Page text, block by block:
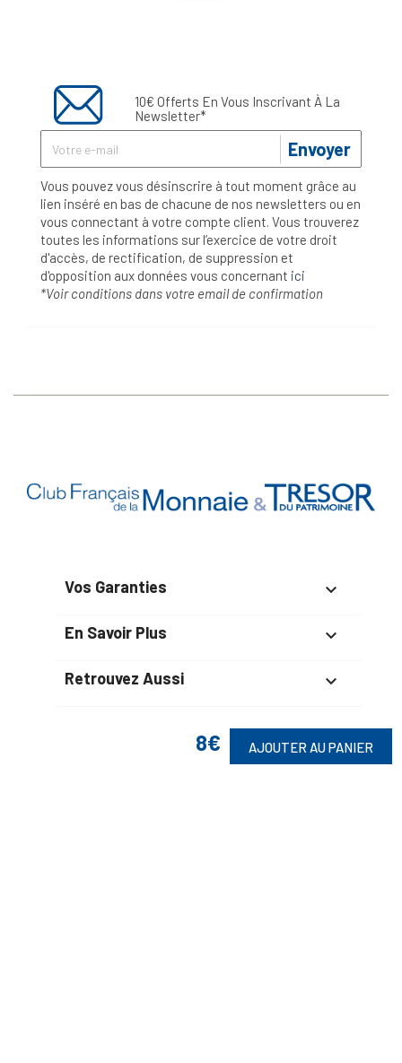
8€ AJOUTER AU PANIER
10€ Offerts En Vous Inscrivant À La
Newsletter*
Envoyer
Vous pouvez vous désinscrire à tout moment grâce au
lien inséré en bas de chacune de nos newsletters ou en
vous connectant à votre compte client. Vous trouverez
toutes les informations sur l’exercice de votre droit
d'accès, de rectification, de suppression et
d'opposition aux données vous concernant ici
*Voir conditions dans votre email de confirmation
Vos Garanties 
En Savoir Plus 
Retrouvez Aussi 